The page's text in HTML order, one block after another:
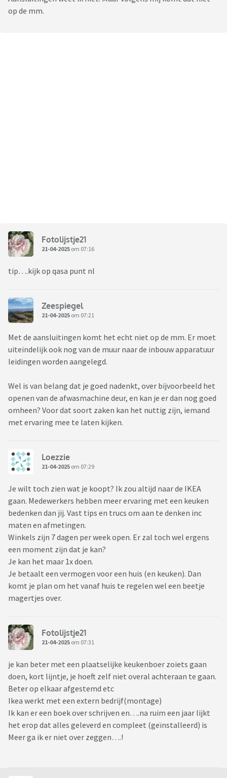
op de mm.
Fotolijstje21
21-04-2025 om 07:16
tip….kijk op qasa punt nl
Zeespiegel
21-04-2025 om 07:21
Met de aansluitingen komt het echt niet op de mm. Er moet
uiteindelijk ook nog van de muur naar de inbouw apparatuur
leidingen worden aangelegd.
Wel is van belang dat je goed nadenkt, over bijvoorbeeld het
openen van de afwasmachine deur, en kan je er dan nog goed
omheen? Voor dat soort zaken kan het nuttig zijn, iemand
met ervaring mee te laten kijken.
Loezzie
21-04-2025 om 07:29
Je wilt toch zien wat je koopt? Ik zou altijd naar de IKEA
gaan. Medewerkers hebben meer ervaring met een keuken
bedenken dan jij. Vast tips en trucs om aan te denken inc
maten en afmetingen.
Winkels zijn 7 dagen per week open. Er zal toch wel ergens
een moment zijn dat je kan?
Je kan het maar 1x doen.
Je betaalt een vermogen voor een huis (en keuken). Dan
komt je plan om het vanaf huis te regelen wel een beetje
magertjes over.
Fotolijstje21
21-04-2025 om 07:31
je kan beter met een plaatselijke keukenboer zoiets gaan
doen, kort lijntje, je hoeft zelf niet overal achteraan te gaan.
Beter op elkaar afgestemd etc
Ikea werkt met een extern bedrijf(montage)
Ik kan er een boek over schrijven en….na ruim een jaar lijkt
het erop dat alles geleverd en compleet (geïnstalleerd) is
Meer ga ik er niet over zeggen….!